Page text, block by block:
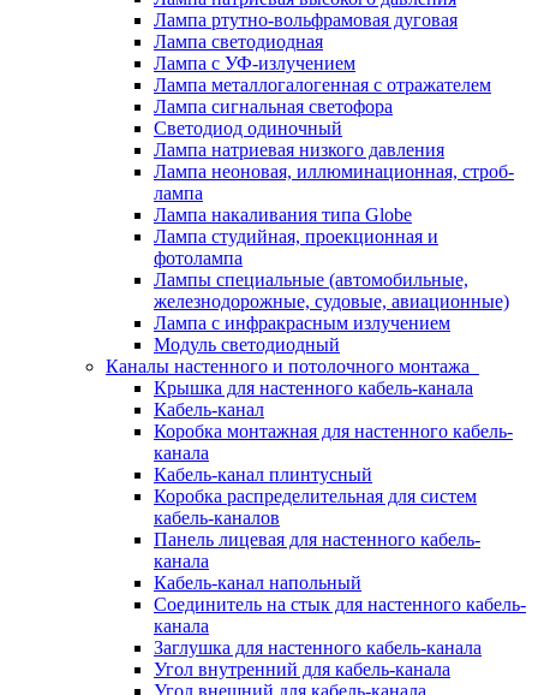
Лампа ртутно-вольфрамовая дуговая
Лампа светодиодная
Лампа с УФ-излучением
Лампа металлогалогенная с отражателем
Лампа сигнальная светофора
Светодиод одиночный
Лампа натриевая низкого давления
Лампа неоновая, иллюминационная, строб-
лампа
Лампа накаливания типа Globe
Лампа студийная, проекционная и
фотолампа
Лампы специальные (автомобильные,
железнодорожные, судовые, авиационные)
Лампа с инфракрасным излучением
Модуль светодиодный
Каналы настенного и потолочного монтажа
Крышка для настенного кабель-канала
Кабель-канал
Коробка монтажная для настенного кабель-
канала
Кабель-канал плинтусный
Коробка распределительная для систем
кабель-каналов
Панель лицевая для настенного кабель-
канала
Кабель-канал напольный
Соединитель на стык для настенного кабель-
канала
Заглушка для настенного кабель-канала
Угол внутренний для кабель-канала
Угол внешний для кабель-канала